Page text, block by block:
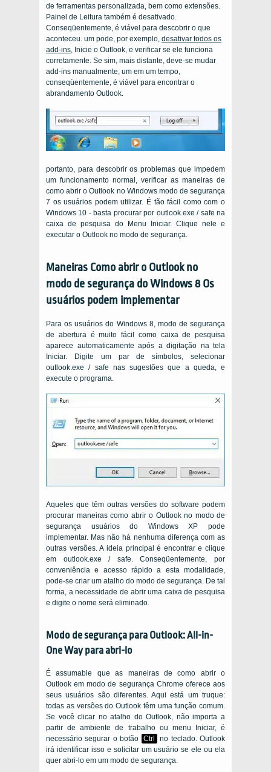
de ferramentas personalizada, bem como extensões.
Painel de Leitura também é desativado.
Conseqüentemente, é viável para descobrir o que
aconteceu. um pode, por exemplo, desativar todos os
add-ins, Inicie o Outlook, e verificar se ele funciona
corretamente. Se sim, mais distante, deve-se mudar
add-ins manualmente, um em um tempo,
conseqüentemente, é viável para encontrar o
abrandamento Outlook.
portanto, para descobrir os problemas que impedem
um funcionamento normal, verificar as maneiras de
como abrir o Outlook no Windows modo de segurança
7 os usuários podem utilizar. É tão fácil como com o
Windows 10 - basta procurar por outlook.exe / safe na
caixa de pesquisa do Menu Iniciar. Clique nele e
executar o Outlook no modo de segurança.
Maneiras Como abrir o Outlook no
modo de segurança do Windows 8 Os
usuários podem implementar
Para os usuários do Windows 8, modo de segurança
de abertura é muito fácil como caixa de pesquisa
aparece automaticamente após a digitação na tela
Iniciar. Digite um par de símbolos, selecionar
outlook.exe / safe nas sugestões que a queda, e
execute o programa.
Aqueles que têm outras versões do software podem
procurar maneiras como abrir o Outlook no modo de
segurança usuários do Windows XP pode
implementar. Mas não há nenhuma diferença com as
outras versões. A ideia principal é encontrar e clique
em outlook.exe / safe. Conseqüentemente, por
conveniência e acesso rápido a esta modalidade,
pode-se criar um atalho do modo de segurança. De tal
forma, a necessidade de abrir uma caixa de pesquisa
e digite o nome será eliminado.
Modo de segurança para Outlook: All-in-
One Way para abri-lo
É assumable que as maneiras de como abrir o
Outlook em modo de segurança Chrome oferece aos
seus usuários são diferentes. Aqui está um truque:
todas as versões do Outlook têm uma função comum.
Se você clicar no atalho do Outlook, não importa a
partir de ambiente de trabalho ou menu Iniciar, é
necessário segurar o botão Ctrl
no teclado. Outlook
irá identificar isso e solicitar um usuário se ele ou ela
quer abri-lo em um modo de segurança.